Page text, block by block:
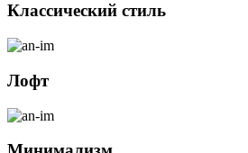
Классический стиль
Лофт